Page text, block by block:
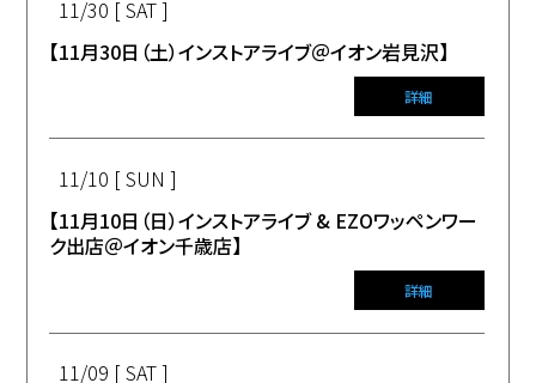
11/30 [ SAT ]
【11月30日（土）インストアライブ＠イオン岩見沢】
詳細
11/10 [ SUN ]
【11月10日（日）インストアライブ & EZOワッペンワー
ク出店＠イオン千歳店】
詳細
11/09 [ SAT ]